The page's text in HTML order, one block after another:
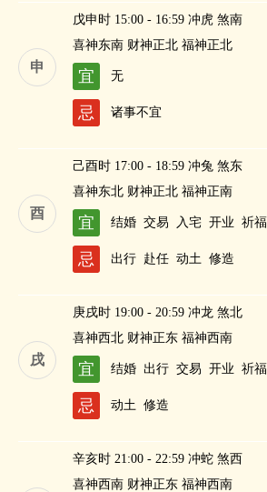
申
戊申时 15:00 - 16:59 冲虎 煞南
喜神东南 财神正北 福神正北
宜 无
忌 诸事不宜
酉
己酉时 17:00 - 18:59 冲兔 煞东
喜神东北 财神正北 福神正南
宜 结婚 交易 入宅 开业 祈福
财
忌 出行 赴任 动土 修造
戌
庚戌时 19:00 - 20:59 冲龙 煞北
喜神西北 财神正东 福神西南
宜 结婚 出行 交易 开业 祈福
嗣
忌 动土 修造
辛亥时 21:00 - 22:59 冲蛇 煞西
喜神西南 财神正东 福神西南